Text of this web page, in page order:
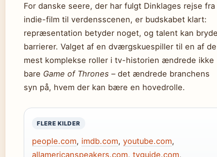
For danske seere, der har fulgt Dinklages rejse fra
indie-film til verdensscenen, er budskabet klart:
repræsentation betyder noget, og talent kan
barrierer. Valget af en dværgskuespiller til en af de
mest komplekse roller i tv-historien ændrede ikke
bare Game of Thrones – det ændrede branchens
syn på, hvem der kan bære en hovedrolle.
FLERE KILDER
people.com, imdb.com, youtube.com,
allamericanspeakers.com, tvguide.com,